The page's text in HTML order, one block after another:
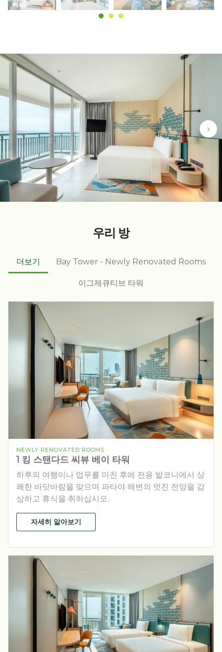
›
우리 방
더보기 Bay Tower - Newly Renovated Rooms
이그제큐티브 타워
NEWLY RENOVATED ROOMS
1 킹 스탠다드 씨뷰 베이 타워
하루의 여행이나 업무를 마친 후에 전용 발코니에서 상
쾌한 바닷바람을 맞으며 파타야 해변의 멋진 전망을 감
상하고 휴식을 취하십시오.
자세히 알아보기